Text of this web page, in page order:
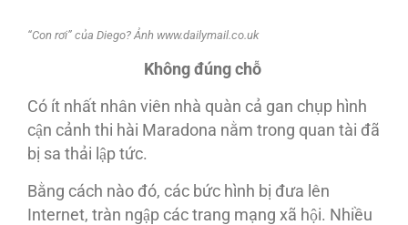
“Con rơi” của Diego? Ảnh www.dailymail.co.uk
Không đúng chỗ
Có ít nhất nhân viên nhà quàn cả gan chụp hình
cận cảnh thi hài Maradona nằm trong quan tài đã
bị sa thải lập tức.
Bằng cách nào đó, các bức hình bị đưa lên
Internet, tràn ngập các trang mạng xã hội. Nhiều